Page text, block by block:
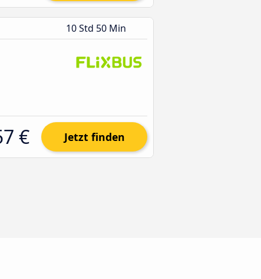
10 Std 50 Min
€ Jetzt finden